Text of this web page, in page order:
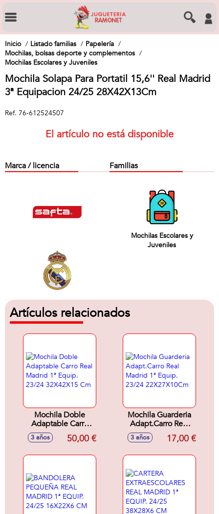
Inicio Listado familias
Papelería
Mochilas, bolsas deporte y complementos
Mochilas Escolares y Juveniles
Mochila Solapa Para Portatil 15,6'' Real Madrid
3ª Equipacion 24/25 28X42X13Cm
Ref. 76-612524507
El artículo no está disponible
Marca / licencia Familias
Mochilas Escolares y
Juveniles
Artículos relacionados
Mochila Doble
Adaptable Carro
Real Madrid 1ª
Equip. 23/24
3 años 50,00 €
Mochila Guarderia
Adapt.Carro Real
Madrid 1ª Equip.
23/24
3 años 17,00 €